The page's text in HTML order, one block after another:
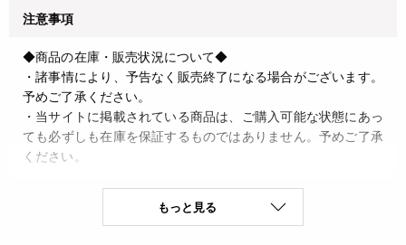
注意事項
◆商品の在庫・販売状況について◆
・諸事情により、予告なく販売終了になる場合がございます。
予めご了承ください。
・当サイトに掲載されている商品は、ご購入可能な状態にあっ
ても必ずしも在庫を保証するものではありません。予めご了承
ください。
もっと見る